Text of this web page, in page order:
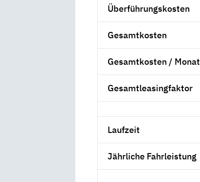
Überführungskosten
Gesamtkosten
Gesamtkosten / Monat
Gesamtleasingfaktor
Laufzeit
Jährliche Fahrleistung